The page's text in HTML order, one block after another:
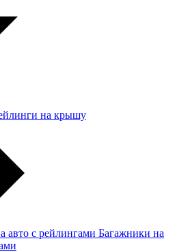
на крышу
Багажники на